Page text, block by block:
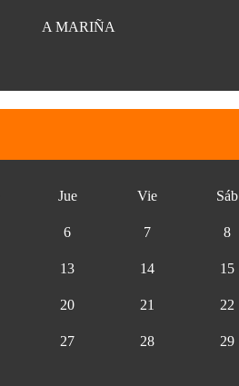
A MARIÑA
Jue Vie Sáb
6 7 8
13 14 15
20 21 22
27 28 29